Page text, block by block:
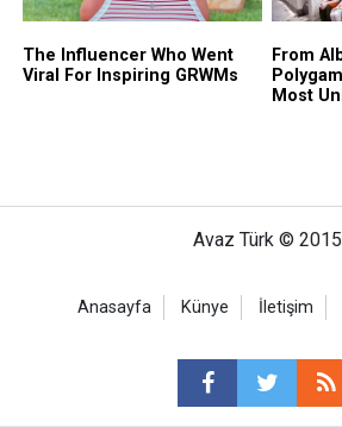
Avaz Türk © 2015
Anasayfa Künye İletişim